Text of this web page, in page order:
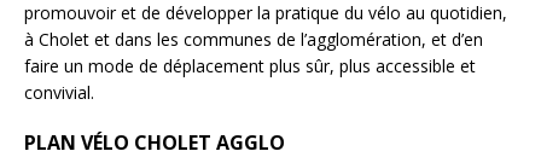
promouvoir et de développer la pratique du vélo au quotidien,
à Cholet et dans les communes de l’agglomération, et d’en
faire un mode de déplacement plus sûr, plus accessible et
convivial.
PLAN VÉLO CHOLET AGGLO